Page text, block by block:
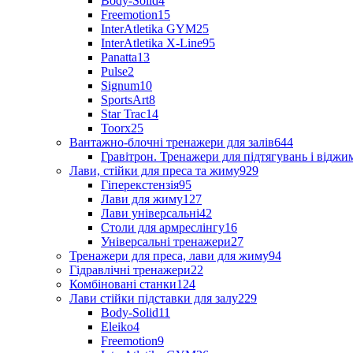
Freemotion15
InterAtletika GYM25
InterAtletika X-Line95
Panatta13
Pulse2
Signum10
SportsArt8
Star Trac14
Toorx25
Вантажно-блочні тренажери для залів644
Гравітрон. Тренажери для підтягувань і
Лави, стійки для преса та жиму929
Гіперекстензія95
Лави для жиму127
Лави універсальні42
Столи для армреслінгу16
Універсальні тренажери27
Тренажери для преса, лави для жиму94
Гідравлічні тренажери22
Комбіновані станки124
Лави стійки підставки для залу229
Body-Solid11
Eleiko4
Freemotion9